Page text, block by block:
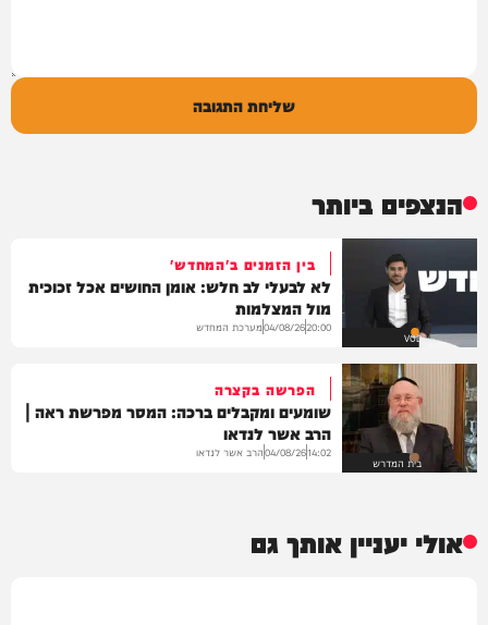
שליחת התגובה
הנצפים ביותר
VOD
בין הזמנים ב'המחדש'
לא לבעלי לב חלש: אומן החושים אכל זכוכית
מול המצלמות
20:00
04/08/26מערכת המחדש
בית המדרש
הפרשה בקצרה
שומעים ומקבלים ברכה: המסר מפרשת ראה |
הרב אשר לנדאו
14:02
04/08/26הרב אשר לנדאו
אולי יעניין אותך גם